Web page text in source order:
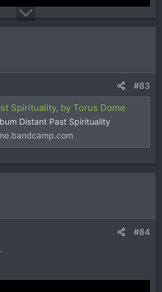
#83
Spirituality, by Torus Dome
Distant Past Spirituality
#84